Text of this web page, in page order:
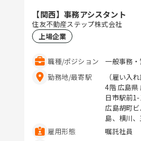
【関西】事務アシスタント
住友不動産ステップ株式会社
上場企業
職種/ポジション
一般事務
勤務地/最寄駅
（雇い入
4階 広島県
日市駅前
広島胡町
島、横川
雇用形態
嘱託社員